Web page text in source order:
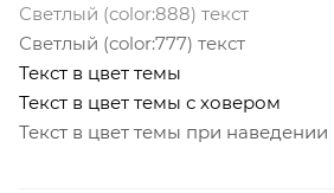
Светлый (color:888) текст
Светлый (color:777) текст
Текст в цвет темы
Текст в цвет темы с ховером
Текст в цвет темы при наведении